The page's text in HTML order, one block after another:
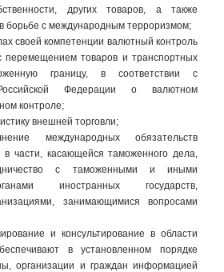
других товаров, а также
борьбе с международным терроризмом;
своей компетенции валютный контроль
перемещением товаров и транспортных
границу, в соответствии с
Российской Федерации о валютном
контроле;
внешней торговли;
международных обязательств
в части, касающейся таможенного дела,
с таможенными и иными
иностранных государств,
занимающимися вопросами
и консультирование в области
в установленном порядке
организации и граждан информацией